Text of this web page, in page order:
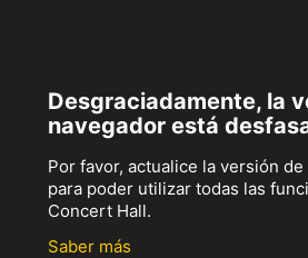
Desgraciadamente, la
navegador está
Por favor, actualice la versión
para poder utilizar todas las
Concert Hall.
Saber más